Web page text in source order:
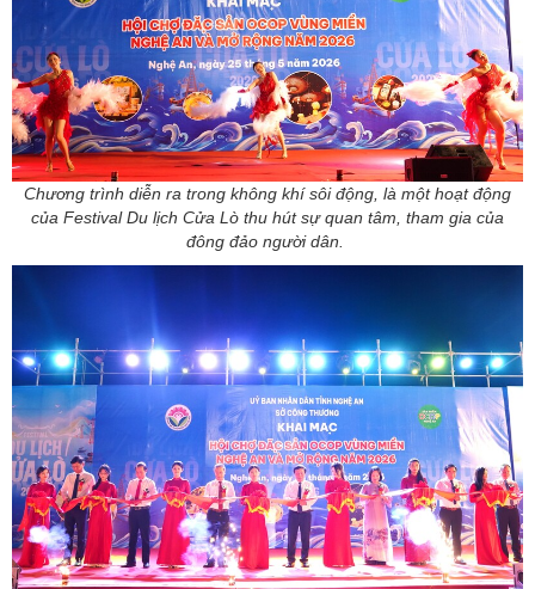
Chương trình diễn ra trong không khí sôi động, là một hoạt động
của Festival Du lịch Cửa Lò thu hút sự quan tâm, tham gia của
đông đảo người dân.